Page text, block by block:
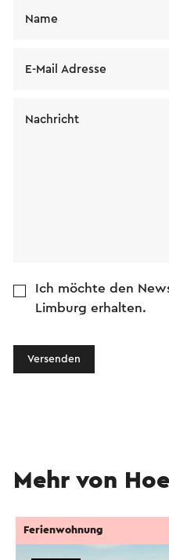
Name
E-Mail Adresse
Nachricht
Ich möchte den
Limburg erhalten.
Versenden
Mehr von
Ferienwohnung